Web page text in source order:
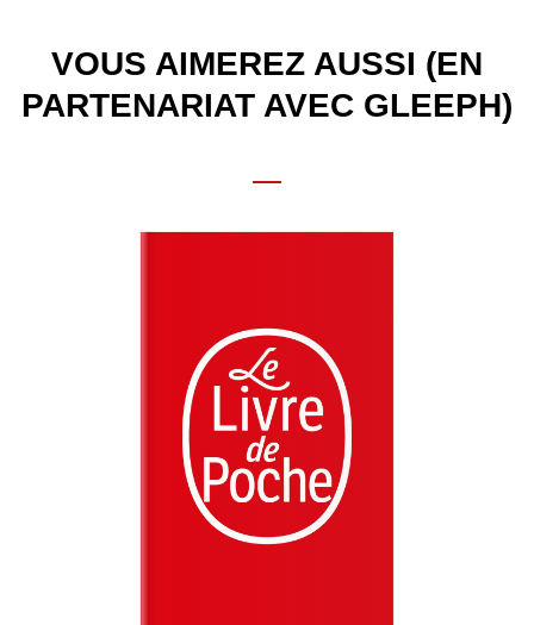
VOUS AIMEREZ AUSSI (EN
PARTENARIAT AVEC GLEEPH)